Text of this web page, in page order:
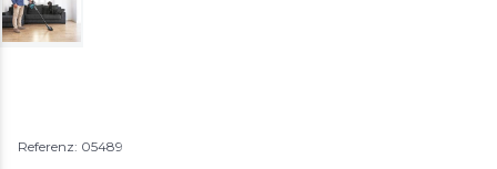
Referenz: 05489